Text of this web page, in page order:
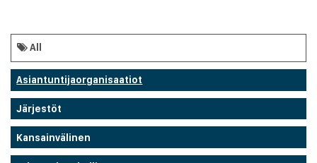
All
Asiantuntijaorganisaatiot
Järjestöt
Kansainvälinen